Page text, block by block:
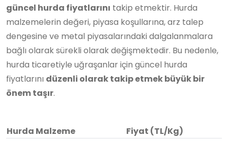
güncel hurda fiyatlarını takip etmektir. Hurda
malzemelerin değeri, piyasa koşullarına, arz talep
dengesine ve metal piyasalarındaki dalgalanmalara
bağlı olarak sürekli olarak değişmektedir. Bu nedenle,
hurda ticaretiyle uğraşanlar için güncel hurda
fiyatlarını düzenli olarak takip etmek büyük bir
önem taşır.
Hurda Malzeme
Fiyat (TL/Kg)